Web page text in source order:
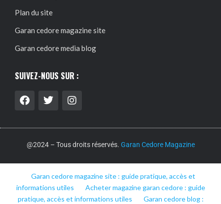
Plan du site
Garan cedore magazine site
Garan cedore media blog
SUIVEZ-NOUS SUR :
@2024 – Tous droits réservés. Garan Cedore Magazine
Garan cedore magazine site : guide pratique, accès et
informations utiles
Acheter magazine garan cedore : guide
pratique, accès et informations utiles
Garan cedore blog :